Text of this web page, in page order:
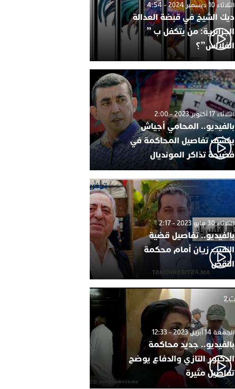
الثلاثاء 10 ديسمبر 2024 - 4:54
ديك الشيخ في قبضة العدالة
الجزائرية: من يتكفل ب ”
الفلالس”؟
الثلاثاء 17 أكتوبر 2023 - 2:00
بالفيديو.. المحامي أجياش
يكشف تفاصيل المحاكمة في
فضيحة تذاكر المونديال
الثلاثاء 30 مايو 2023 - 2:17
بالفيديو.. تفاصيل قضية
النقيب زيان أمام محكمة
النقض
الجمعة 14 أبريل 2023 - 12:33
بالفيديو.. جديد محاكمة
الدكتور التازي والدفاع يوضح
تفاصيل مثيرة